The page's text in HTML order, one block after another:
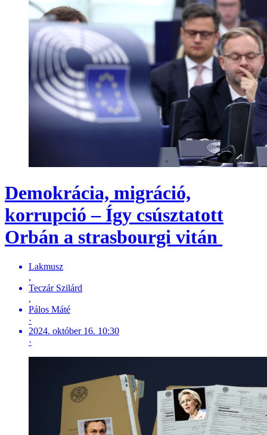
Demokrácia, migráció,
korrupció – Így csúsztatott
Orbán a strasbourgi vitán
Lakmusz
,
Teczár Szilárd
,
Pálos Máté
·
2024. október 16. 10:30
·